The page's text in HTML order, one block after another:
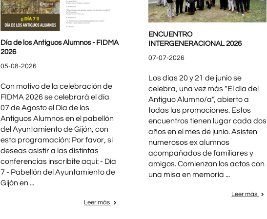
Día de los Antiguos Alumnos - FIDMA
2026
05-08-2026
Con motivo de la celebración de
FIDMA 2026 se celebrará el día
07 de Agosto el Día de los
Antiguos Alumnos en el pabellón
del Ayuntamiento de Gijón, con
esta programación: Por favor, si
deseas asistir a las distintas
conferencias inscribite aquí: - Día
7 - Pabellón del Ayuntamiento de
Gijón en ...
Leer más
ENCUENTRO
INTERGENERACIONAL 2026
07-07-2026
Los días 20 y 21 de junio se
celebra, una vez más “El día del
Antiguo Alumno/a”, abierto a
todas las promociones. Estos
encuentros tienen lugar cada dos
años en el mes de junio. Asisten
numerosos ex alumnos
acompañados de familiares y
amigos. Comienzan los actos con
una misa en memoria ...
Leer más